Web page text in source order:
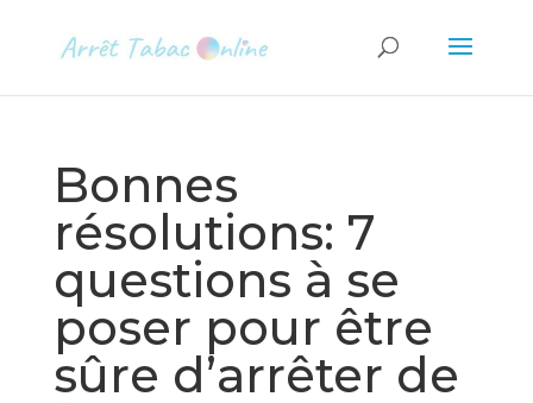
Bonnes
résolutions: 7
questions à se
poser pour être
sûre d’arrêter de